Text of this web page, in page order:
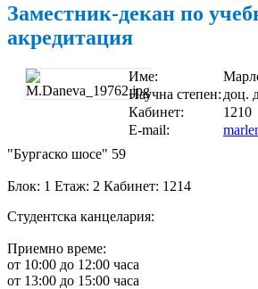
Заместник-декан по
акредитация
Име:
Научна степен: доц.
Кабинет:
1210
E-mail:
"Бургаско шосе" 59
Блок: 1 Етаж: 2 Кабинет: 1214
Студентска канцелария:
Приемно време:
от 10:00 до 12:00 часа
от 13:00 до 15:00 часа